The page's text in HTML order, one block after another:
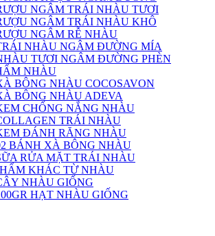
NGÂM TRÁI NHÀU TƯƠI
NGÂM TRÁI NHÀU KHÔ
NGÂM RỄ NHÀU
NHÀU NGÂM ĐƯỜNG MÍA
TƯƠI NGÂM ĐƯỜNG PHÈN
NHÀU
BÔNG NHÀU COCOSAVON
BÔNG NHÀU ADEVA
CHỐNG NẮNG NHÀU
TRÁI NHÀU
ĐÁNH RĂNG NHÀU
BÁNH XÀ BÔNG NHÀU
RỬA MẶT TRÁI NHÀU
KHÁC TỪ NHÀU
NHÀU GIỐNG
HẠT NHÀU GIỐNG